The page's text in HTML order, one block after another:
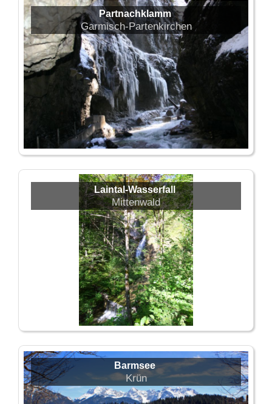
Partnachklamm
Garmisch-Partenkirchen
Laintal-Wasserfall
Mittenwald
Barmsee
Krün